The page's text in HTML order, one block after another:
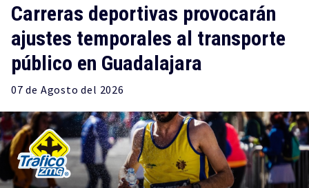
Carreras deportivas provocarán
ajustes temporales al transporte
público en Guadalajara
07 de Agosto del 2026